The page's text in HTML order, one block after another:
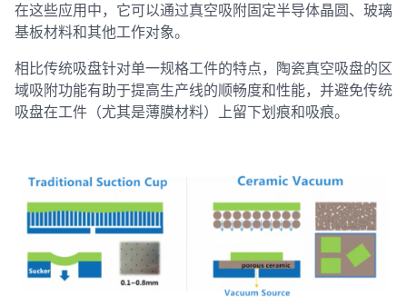
在这些应用中，它可以通过真空吸附固定半导体晶圆、玻璃
基板材料和其他工作对象。
相比传统吸盘针对单一规格工件的特点，陶瓷真空吸盘的区
域吸附功能有助于提高生产线的顺畅度和性能，并避免传统
吸盘在工件（尤其是薄膜材料）上留下划痕和吸痕。